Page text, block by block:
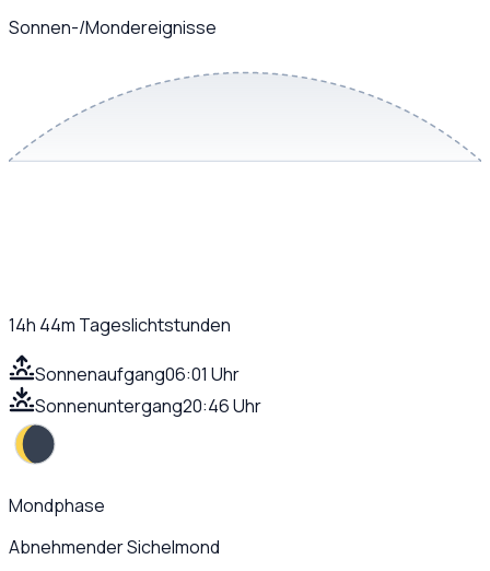
Sonnen-/Mondereignisse
14h 44m Tageslichtstunden
Sonnenaufgang06:01 Uhr
Sonnenuntergang20:46 Uhr
Mondphase
Abnehmender Sichelmond